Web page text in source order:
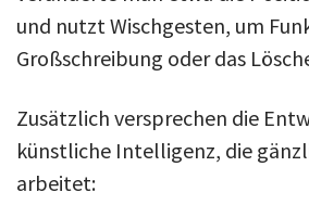
und nutzt Wischgesten, um
Großschreibung oder das
Zusätzlich versprechen die
künstliche Intelligenz, die
arbeitet: